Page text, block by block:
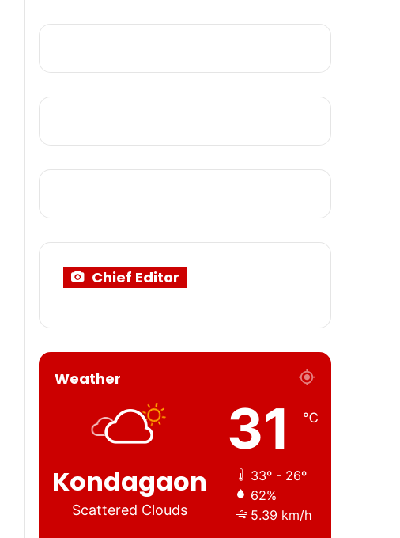
Chief Editor
Weather
Kondagaon
Scattered Clouds
31 ℃
33º - 26º
62%
5.39 km/h